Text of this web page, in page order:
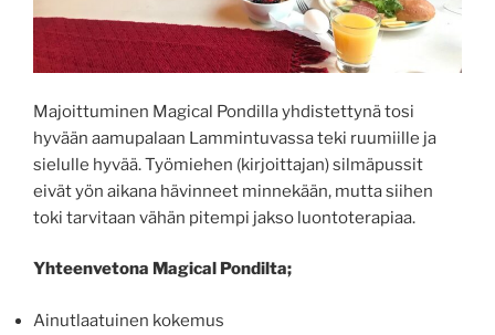
Majoittuminen Magical Pondilla yhdistettynä tosi
hyvään aamupalaan Lammintuvassa teki ruumiille ja
sielulle hyvää. Työmiehen (kirjoittajan) silmäpussit
eivät yön aikana hävinneet minnekään, mutta siihen
toki tarvitaan vähän pitempi jakso luontoterapiaa.
Yhteenvetona Magical Pondilta;
Ainutlaatuinen kokemus